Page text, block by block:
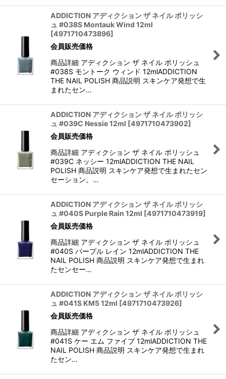
ADDICTION アディクション ザ ネイル ポリッシ
ュ #038S Montauk Wind 12ml
[4971710473896]
会員販売価格
商品詳細 アディクション ザ ネイル ポリッシュ
#038S モントーク ウィンド 12mlADDICTION
THE NAIL POLISH 商品説明 スキンケア発想で生
まれたセン…
ADDICTION アディクション ザ ネイル ポリッシ
ュ #039C Nessie 12ml [4971710473902]
会員販売価格
商品詳細 アディクション ザ ネイル ポリッシュ
#039C ネッシー 12mlADDICTION THE NAIL
POLISH 商品説明 スキンケア発想で生まれたセン
セーション。…
ADDICTION アディクション ザ ネイル ポリッシ
ュ #040S Purple Rain 12ml [4971710473919]
会員販売価格
商品詳細 アディクション ザ ネイル ポリッシュ
#040S パープル レイン 12mlADDICTION THE
NAIL POLISH 商品説明 スキンケア発想で生まれ
たセンセー…
ADDICTION アディクション ザ ネイル ポリッシ
ュ #041S KM5 12ml [4971710473926]
会員販売価格
商品詳細 アディクション ザ ネイル ポリッシュ
#041S ケー エム ファイブ 12mlADDICTION THE
NAIL POLISH 商品説明 スキンケア発想で生まれ
たセン…